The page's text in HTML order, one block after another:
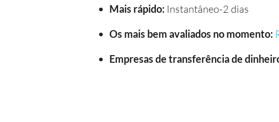
Mais rápido: Instantâneo-2 dias
Os mais bem avaliados no momento:
Empresas de transferência de